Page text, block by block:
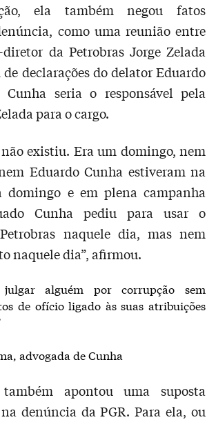
ela também negou fatos
como uma reunião entre
da Petrobras Jorge Zelada
de declarações do delator Eduardo
seria o responsável pela
para o cargo.
não existiu. Era um domingo, nem
Eduardo Cunha estiveram na
domingo e em plena campanha
Cunha pediu para usar o
naquele dia, mas nem
naquele dia”, afirmou.
alguém por corrupção sem
de ofício ligado às suas atribuições
advogada de Cunha
apontou uma suposta
denúncia da PGR. Para ela, ou